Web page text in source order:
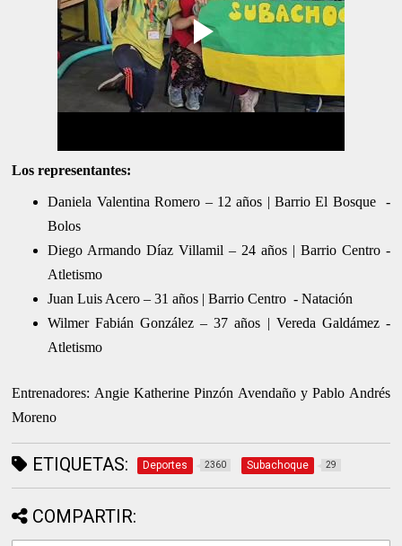
Los representantes:
Daniela Valentina Romero – 12 años | Barrio El Bosque -
Bolos
Diego Armando Díaz Villamil – 24 años | Barrio Centro -
Atletismo
Juan Luis Acero – 31 años | Barrio Centro - Natación
Wilmer Fabián González – 37 años | Vereda Galdámez -
Atletismo
Entrenadores: Angie Katherine Pinzón Avendaño y Pablo Andrés
Moreno
ETIQUETAS: Deportes 2360 Subachoque 29
COMPARTIR: